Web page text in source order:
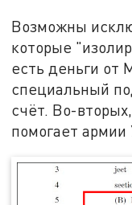
Возможны
которые
есть деньги от
специальный
счёт. Во-
помогает армии